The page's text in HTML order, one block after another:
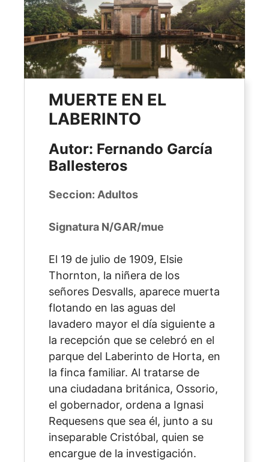
MUERTE EN EL
LABERINTO
Autor: Fernando García
Ballesteros
Seccion: Adultos
Signatura N/GAR/mue
El 19 de julio de 1909, Elsie
Thornton, la niñera de los
señores Desvalls, aparece muerta
flotando en las aguas del
lavadero mayor el día siguiente a
la recepción que se celebró en el
parque del Laberinto de Horta, en
la finca familiar. Al tratarse de
una ciudadana británica, Ossorio,
el gobernador, ordena a Ignasi
Requesens que sea él, junto a su
inseparable Cristóbal, quien se
encargue de la investigación.